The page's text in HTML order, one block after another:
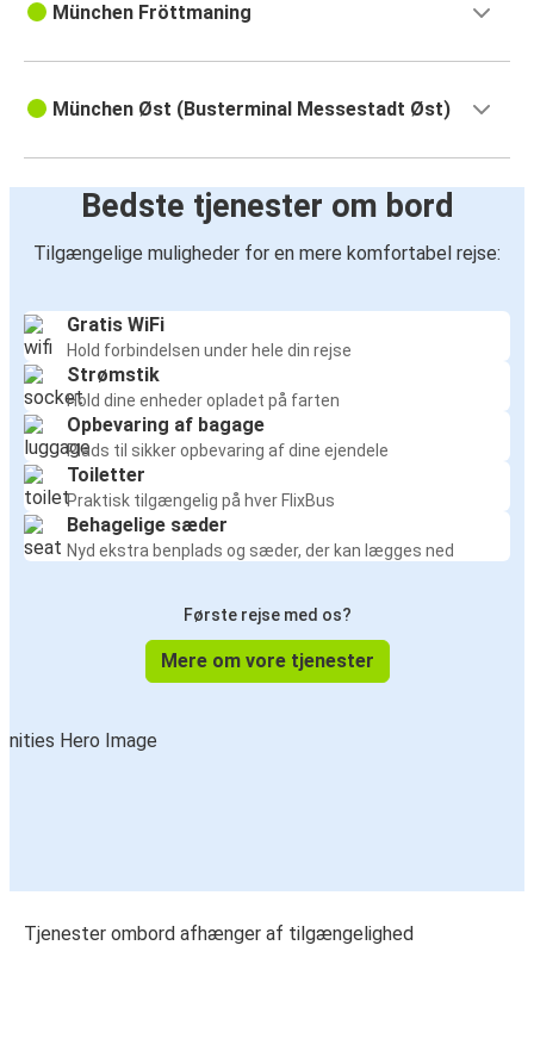
München Fröttmaning
München Øst (Busterminal Messestadt Øst)
Bedste tjenester om bord
Tilgængelige muligheder for en mere komfortabel rejse:
Gratis WiFi
Hold forbindelsen under hele din rejse
Strømstik
Hold dine enheder opladet på farten
Opbevaring af bagage
Plads til sikker opbevaring af dine ejendele
Toiletter
Praktisk tilgængelig på hver FlixBus
Behagelige sæder
Nyd ekstra benplads og sæder, der kan lægges ned
Første rejse med os?
Mere om vore tjenester
Tjenester ombord afhænger af tilgængelighed